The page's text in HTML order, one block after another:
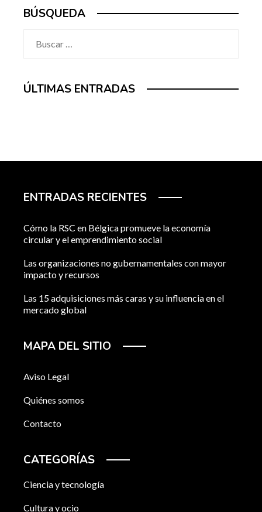
BÚSQUEDA
ÚLTIMAS ENTRADAS
ENTRADAS RECIENTES
Cómo la RSC en Bélgica promueve la economía
circular y el emprendimiento social
Las organizaciones no gubernamentales con mayor
impacto y recursos
Las 15 adquisiciones más caras y su influencia en el
mercado global
MAPA DEL SITIO
Aviso Legal
Quiénes somos
Contacto
CATEGORÍAS
Ciencia y tecnología
Cultura y ocio